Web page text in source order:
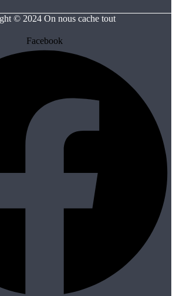
© 2024 On nous cache tout
Facebook